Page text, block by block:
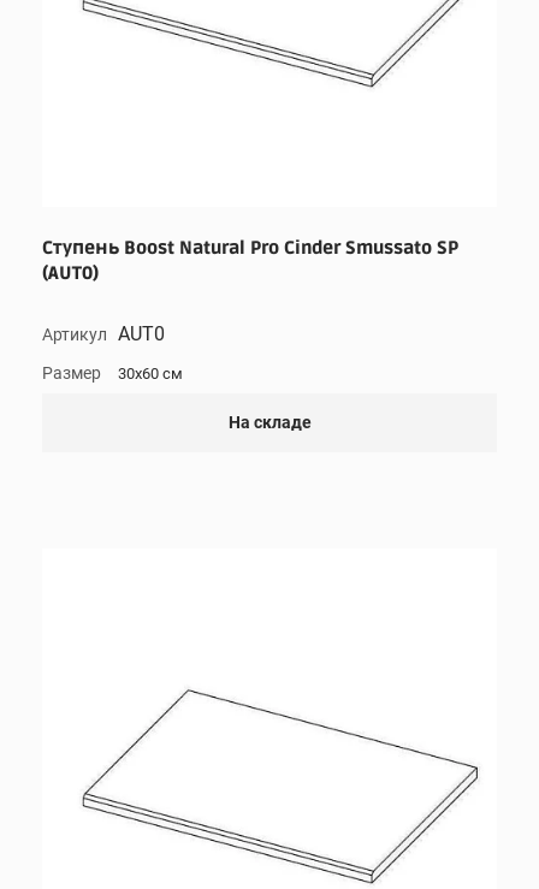
Ступень Boost Natural Pro Cinder Smussato SP
(AUT0)
Артикул AUT0
Размер 30x60 см
На складе